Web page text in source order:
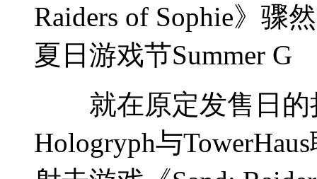
Raiders of Sophie》骤
夏日游戏节Summer G
就在原定发售日的
Hologryph与